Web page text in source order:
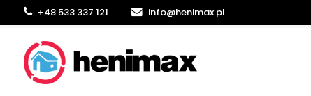
+48 533 337 121 info@henimax.pl
Blog